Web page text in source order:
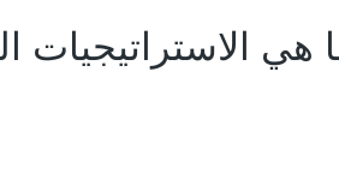
هي الاستراتيجيات